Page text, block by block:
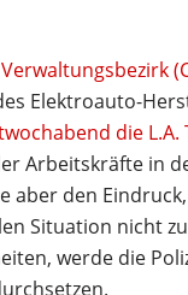
Elektroauto-
die L.A.
Arbeitskräfte in
aber den
Situation nicht
werde die